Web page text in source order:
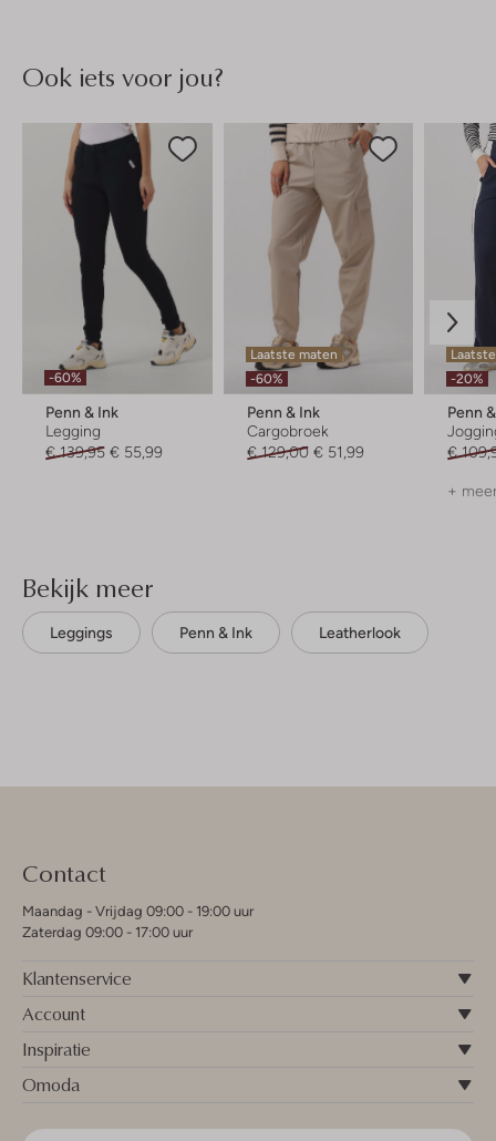
Ook iets voor jou?
-60%
Penn & Ink
Legging
€ 139,95 € 55,99
Laatste maten
-60%
Penn & Ink
Cargobroek
€ 129,00 € 51,99
-20%
Penn
€
+
Bekijk meer
Leggings Penn & Ink Leatherlook
Contact
Maandag - Vrijdag 09:00 - 19:00 uur
Zaterdag 09:00 - 17:00 uur
Klantenservice
Account
Inspiratie
Omoda